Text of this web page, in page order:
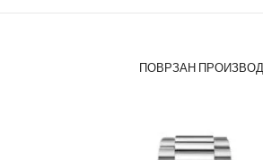
ПОВРЗАН ПРОИЗВОД